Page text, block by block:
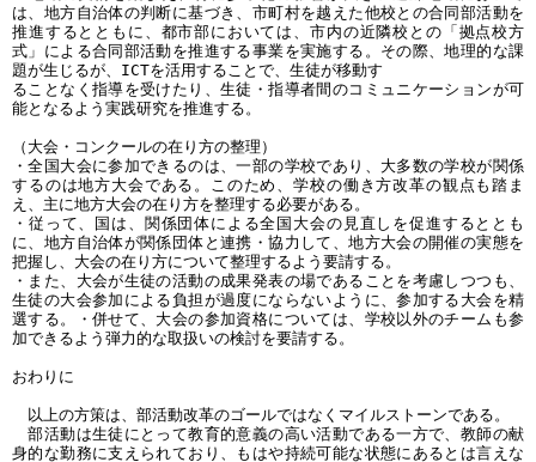
は、地方自治体の判断に基づき、市町村を越えた他校との合同部活動を
推進するとともに、都市部においては、市内の近隣校との「拠点校方
式」による合同部活動を推進する事業を実施する。その際、地理的な課
題が生じるが、ICTを活用することで、生徒が移動す
ることなく指導を受けたり、生徒・指導者間のコミュニケーションが可
能となるよう実践研究を推進する。
（大会・コンクールの在り方の整理）
・全国大会に参加できるのは、一部の学校であり、大多数の学校が関係
するのは地方大会である。このため、学校の働き方改革の観点も踏ま
え、主に地方大会の在り方を整理する必要がある。
・従って、国は、関係団体による全国大会の見直しを促進するととも
に、地方自治体が関係団体と連携・協力して、地方大会の開催の実態を
把握し、大会の在り方について整理するよう要請する。
・また、大会が生徒の活動の成果発表の場であることを考慮しつつも、
生徒の大会参加による負担が過度にならないように、参加する大会を精
選する。・併せて、大会の参加資格については、学校以外のチームも参
加できるよう弾力的な取扱いの検討を要請する。
おわりに
以上の方策は、部活動改革のゴールではなくマイルストーンである。
部活動は生徒にとって教育的意義の高い活動である一方で、教師の献
身的な勤務に支えられており、もはや持続可能な状態にあるとは言えな